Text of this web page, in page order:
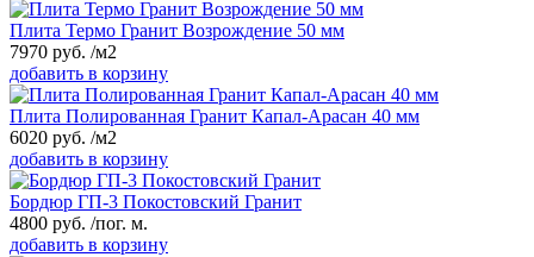
Плита Термо Гранит Возрождение 50 мм
7970 руб. /м2
добавить в корзину
Плита Полированная Гранит Капал-Арасан 40 мм
6020 руб. /м2
добавить в корзину
Бордюр ГП-3 Покостовский Гранит
4800 руб. /пог. м.
добавить в корзину